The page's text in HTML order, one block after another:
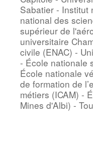
Sabatier - Institut
national des
supérieur de
universitaire
civile (ENAC) -
- École nationale
École nationale
de formation de
métiers (ICAM) -
Mines d'Albi) -